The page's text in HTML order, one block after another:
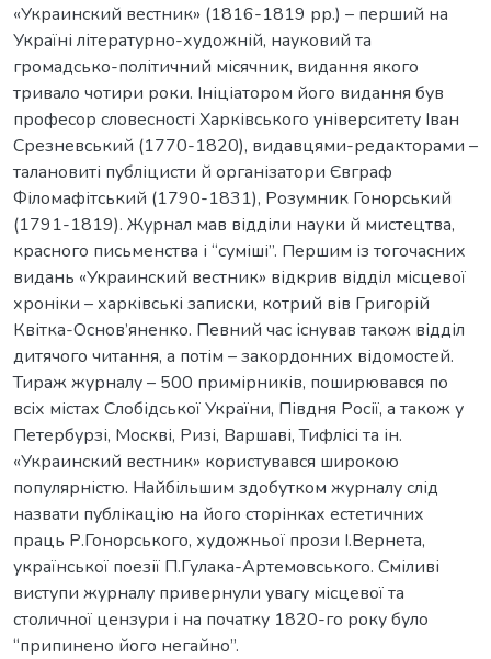
«Украинский вестник» (1816-1819 рр.) – перший на
Україні літературно-художній, науковий та
громадсько-політичний місячник, видання якого
тривало чотири роки. Ініціатором його видання був
професор словесності Харківського університету Іван
Срезневський (1770-1820), видавцями-редакторами –
талановиті публіцисти й організатори Євграф
Філомафітський (1790-1831), Розумник Гонорський
(1791-1819). Журнал мав відділи науки й мистецтва,
красного письменства і “суміші”. Першим із тогочасних
видань «Украинский вестник» відкрив відділ місцевої
хроніки – харківські записки, котрий вів Григорій
Квітка-Основ’яненко. Певний час існував також відділ
дитячого читання, а потім – закордонних відомостей.
Тираж журналу – 500 примірників, поширювався по
всіх містах Слобідської України, Півдня Росії, а також у
Петербурзі, Москві, Ризі, Варшаві, Тифлісі та ін.
«Украинский вестник» користувався широкою
популярністю. Найбільшим здобутком журналу слід
назвати публікацію на його сторінках естетичних
праць Р.Гонорського, художньої прози І.Вернета,
української поезії П.Гулака-Артемовського. Сміливі
виступи журналу привернули увагу місцевої та
столичної цензури і на початку 1820-го року було
“припинено його негайно”.